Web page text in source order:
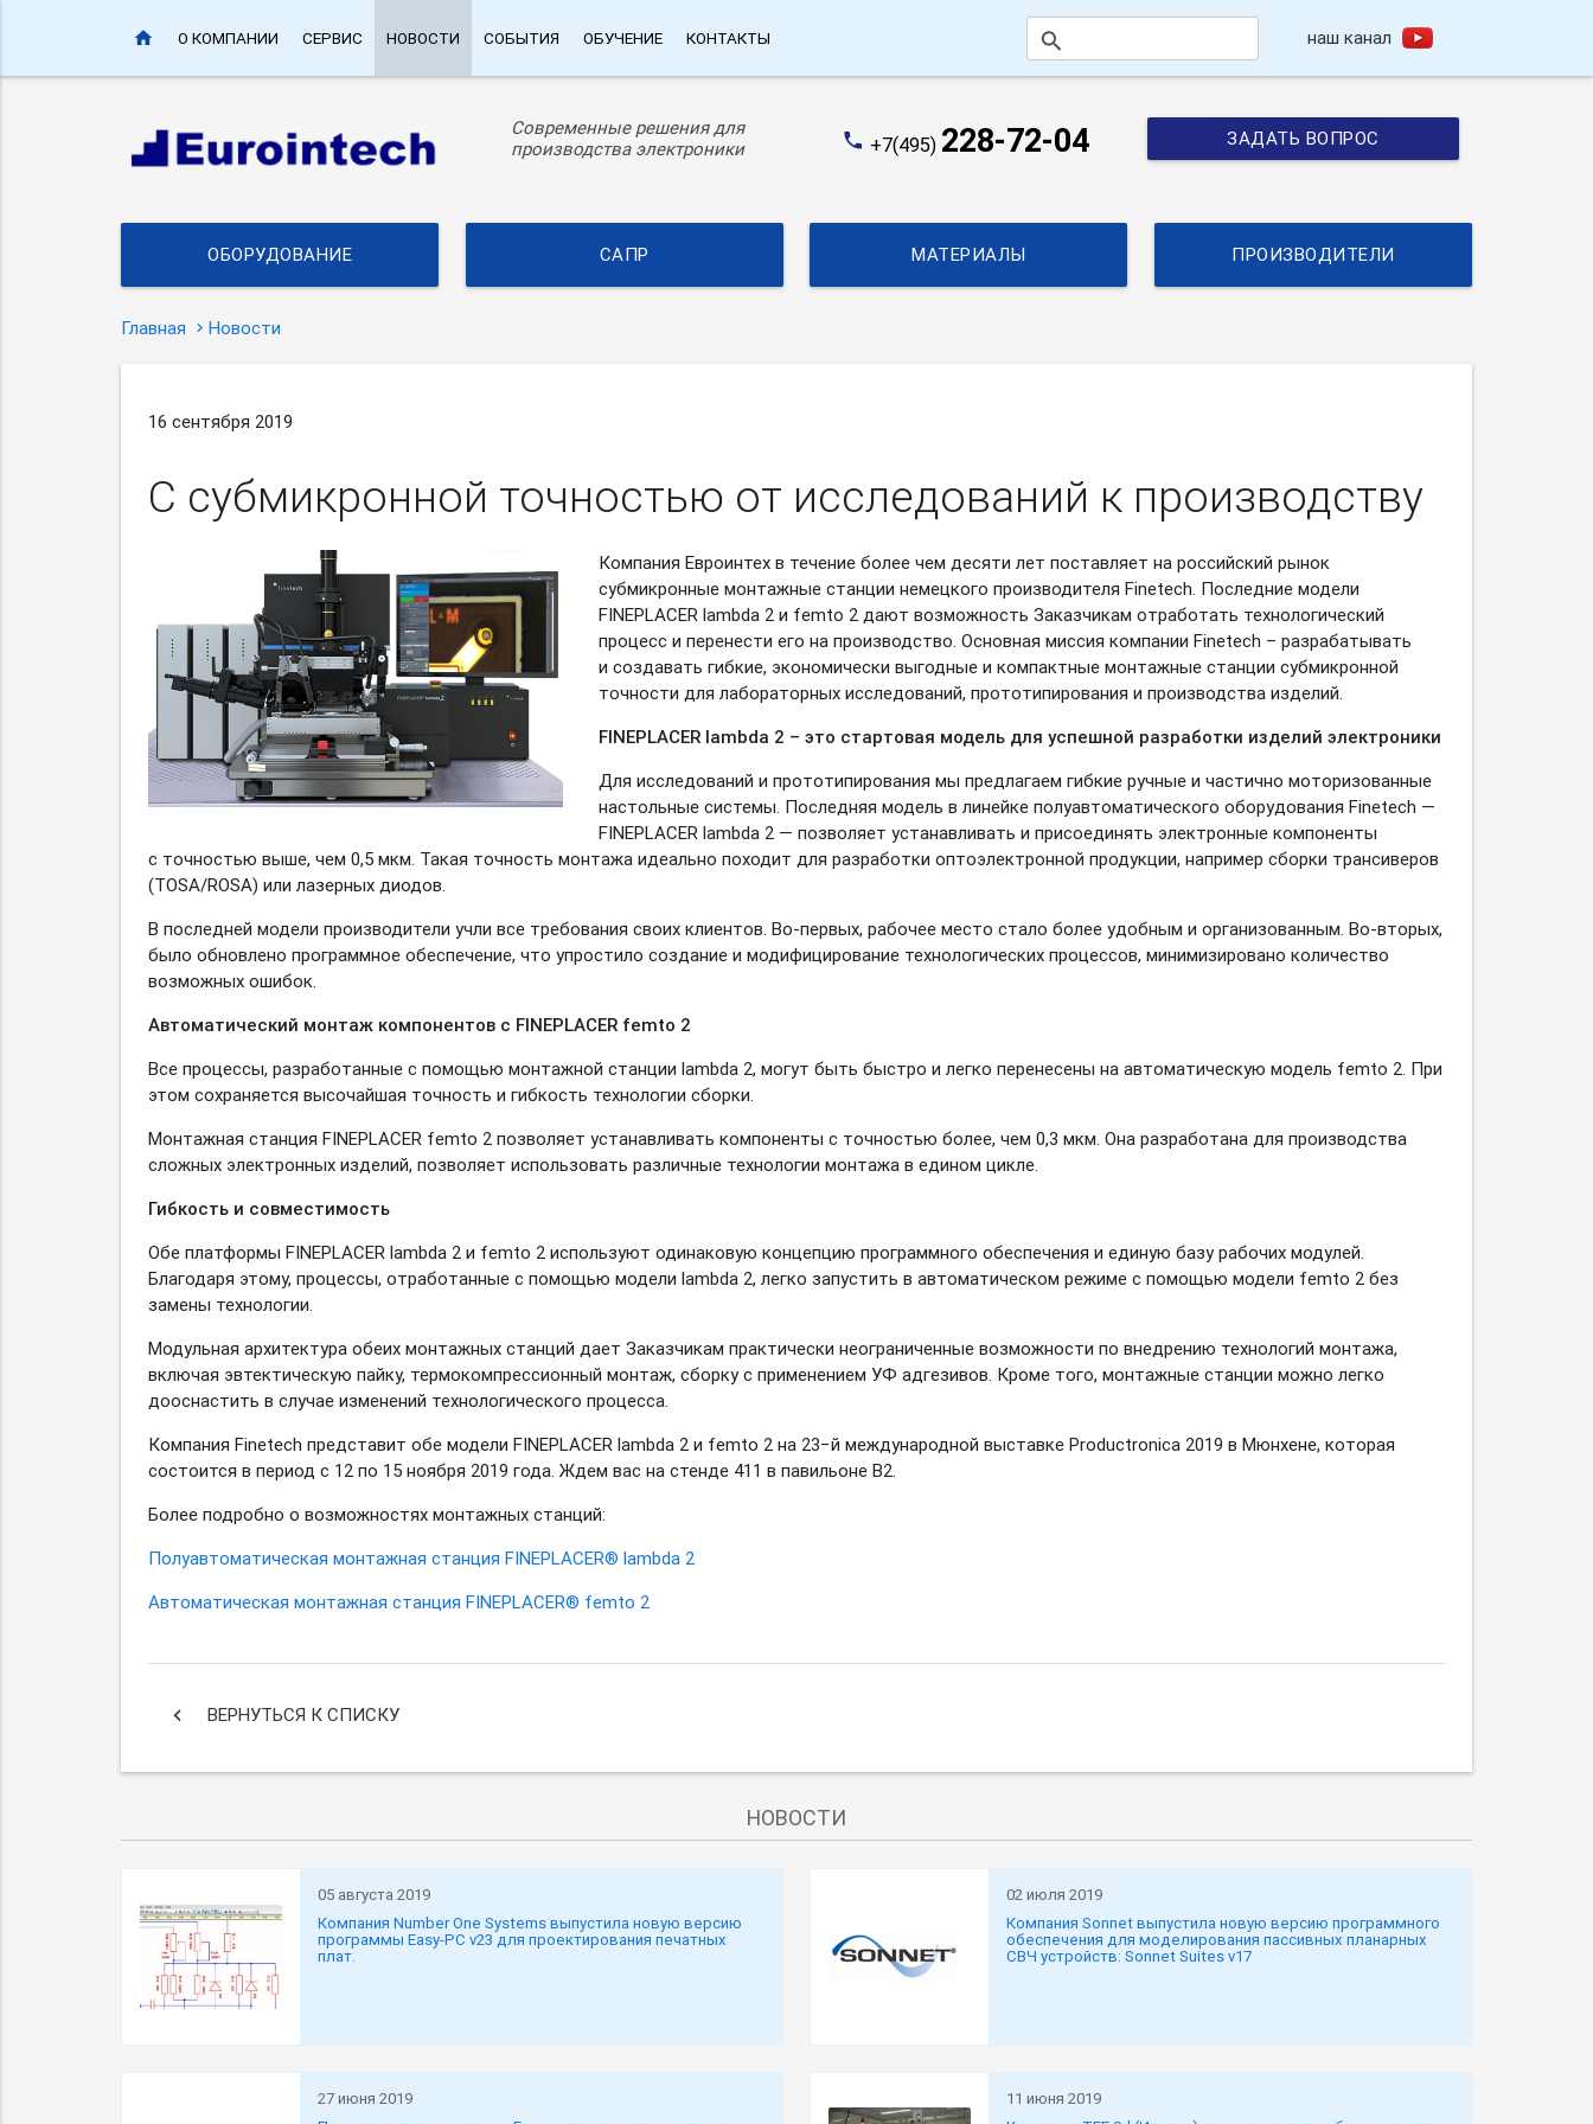
home О КОМПАНИИ СЕРВИС НОВОСТИ СОБЫТИЯ ОБУЧЕНИЕ КОНТАКТЫ search наш канал
Современные решения для
производства электроники
phone +7(495) 228-72-04 ЗАДАТЬ ВОПРОС
ОБОРУДОВАНИЕ САПР МАТЕРИАЛЫ ПРОИЗВОДИТЕЛИ
Главная Новости
16 сентября 2019
С субмикронной точностью от исследований к производству
Компания Евроинтех в течение более чем десяти лет поставляет на российский рынок
субмикронные монтажные станции немецкого производителя Finetech. Последние модели
FINEPLACER lambda 2 и femto 2 дают возможность Заказчикам отработать технологический
процесс и перенести его на производство. Основная миссия компании Finetech – разрабатывать
и создавать гибкие, экономически выгодные и компактные монтажные станции субмикронной
точности для лабораторных исследований, прототипирования и производства изделий.
FINEPLACER lambda 2 – это стартовая модель для успешной разработки изделий электроники
Для исследований и прототипирования мы предлагаем гибкие ручные и частично моторизованные
настольные системы. Последняя модель в линейке полуавтоматического оборудования Finetech —
FINEPLACER lambda 2 — позволяет устанавливать и присоединять электронные компоненты
с точностью выше, чем 0,5 мкм. Такая точность монтажа идеально походит для разработки оптоэлектронной продукции, например сборки трансиверов
(TOSA/ROSA) или лазерных диодов.
В последней модели производители учли все требования своих клиентов. Во-первых, рабочее место стало более удобным и организованным. Во-вторых,
было обновлено программное обеспечение, что упростило создание и модифицирование технологических процессов, минимизировано количество
возможных ошибок.
Автоматический монтаж компонентов с FINEPLACER femto 2
Все процессы, разработанные с помощью монтажной станции lambda 2, могут быть быстро и легко перенесены на автоматическую модель femto 2. При
этом сохраняется высочайшая точность и гибкость технологии сборки.
Монтажная станция FINEPLACER femto 2 позволяет устанавливать компоненты с точностью более, чем 0,3 мкм. Она разработана для производства
сложных электронных изделий, позволяет использовать различные технологии монтажа в едином цикле.
Гибкость и совместимость
Обе платформы FINEPLACER lambda 2 и femto 2 используют одинаковую концепцию программного обеспечения и единую базу рабочих модулей.
Благодаря этому, процессы, отработанные с помощью модели lambda 2, легко запустить в автоматическом режиме с помощью модели femto 2 без
замены технологии.
Модульная архитектура обеих монтажных станций дает Заказчикам практически неограниченные возможности по внедрению технологий монтажа,
включая эвтектическую пайку, термокомпрессионный монтаж, сборку с применением УФ адгезивов. Кроме того, монтажные станции можно легко
дооснастить в случае изменений технологического процесса.
Компания Finetech представит обе модели FINEPLACER lambda 2 и femto 2 на 23−й международной выставке Productronica 2019 в Мюнхене, которая
состоится в период с 12 по 15 ноября 2019 года. Ждем вас на стенде 411 в павильоне B2.
Более подробно о возможностях монтажных станций:
Полуавтоматическая монтажная станция FINEPLACER® lambda 2
Автоматическая монтажная станция FINEPLACER® femto 2
keyboard_arrow_left ВЕРНУТЬСЯ К СПИСКУ
НОВОСТИ
05 августа 2019
Компания Number One Systems выпустила новую версию
программы Easy-PC v23 для проектирования печатных
плат.
02 июля 2019
Компания Sonnet выпустила новую версию программного
обеспечения для моделирования пассивных планарных
СВЧ устройств: Sonnet Suites v17
27 июня 2019
11 июня 2019